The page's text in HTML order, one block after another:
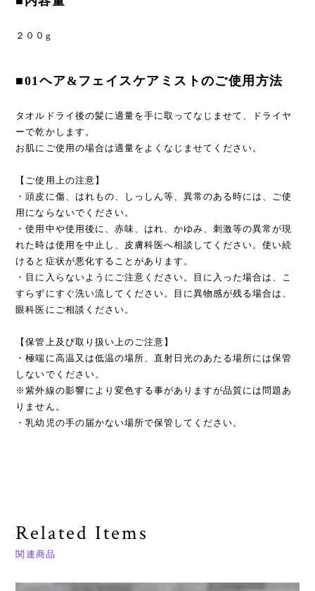
２００g
■01ヘア&フェイスケアミストのご使用方法
タオルドライ後の髪に適量を手に取ってなじませて、ドライヤ
ーで乾かします。
お肌にご使用の場合は適量をよくなじませてください。
【ご使用上の注意】
・頭皮に傷、はれもの、しっしん等、異常のある時には、ご使
用にならないでください。
・使用中や使用後に、赤味、はれ、かゆみ、刺激等の異常が現
れた時は使用を中止し、皮膚科医へ相談してください。使い続
けると症状が悪化することがあります。
・目に入らないようにご注意ください。目に入った場合は、こ
すらずにすぐ洗い流してください。目に異物感が残る場合は、
眼科医にご相談ください。
【保管上及び取り扱い上のご注意】
・極端に高温又は低温の場所、直射日光のあたる場所には保管
しないでください。
※紫外線の影響により変色する事がありますが品質には問題あ
りません。
・乳幼児の手の届かない場所で保管してください。
Related Items
関連商品